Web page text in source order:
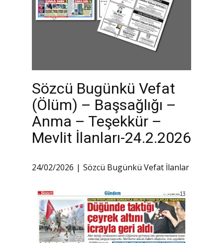
Sözcü Bugünkü Vefat
(Ölüm) – Başsağlığı –
Anma – Teşekkür –
Mevlit İlanları-24.2.2026
24/02/2026 Sözcü Bugünkü Vefat İlanlar